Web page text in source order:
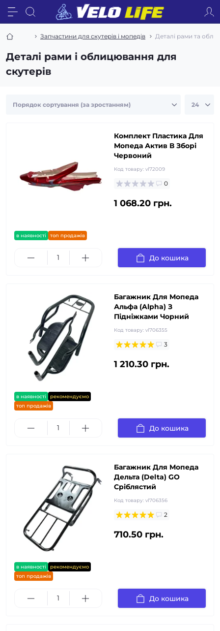
Запчастини для скутерів і мопедів Деталі рами та
Деталі рами і облицювання для
скутерів
в наявності топ продажів
Комплект Пластика Для
Мопеда Актив В Зборі
Червоний
Код товару: vl72009
0
1 068.20 грн.
До кошика
в наявності
рекомендуємо
топ продажів
Багажник Для Мопеда
Альфа (Alpha) З
Підніжками Чорний
Код товару: vl706355
3
1 210.30 грн.
До кошика
в наявності
рекомендуємо
топ продажів
Багажник Для Мопеда
Дельта (Delta) GO
Сріблястий
Код товару: vl706356
2
710.50 грн.
До кошика